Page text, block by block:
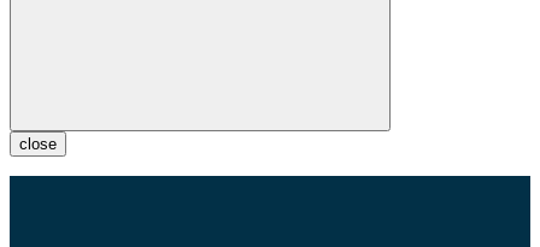
close